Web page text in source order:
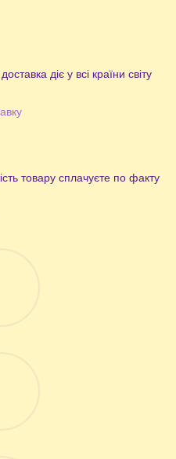
діє у всі країни світу
товару сплачуєте по факту